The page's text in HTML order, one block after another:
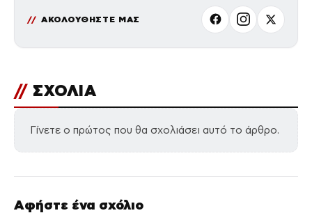
ΑΚΟΛΟΥΘΗΣΤΕ ΜΑΣ
// ΣΧΟΛΙΑ
Γίνετε ο πρώτος που θα σχολιάσει αυτό το άρθρο.
Αφήστε ένα σχόλιο